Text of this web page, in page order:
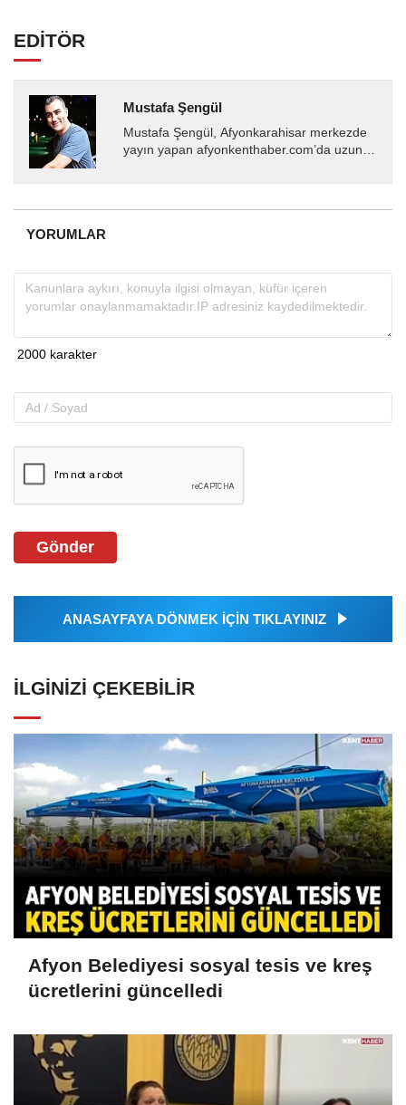
EDİTÖR
Mustafa Şengül
Mustafa Şengül, Afyonkarahisar merkezde
yayın yapan afyonkenthaber.com’da uzun
almakta, haber akışı...
YORUMLAR
Gönder
ANASAYFAYA DÖNMEK İÇİN TIKLAYINIZ
İLGINIZI ÇEKEBILIR
Afyon Belediyesi sosyal tesis ve kreş
ücretlerini güncelledi